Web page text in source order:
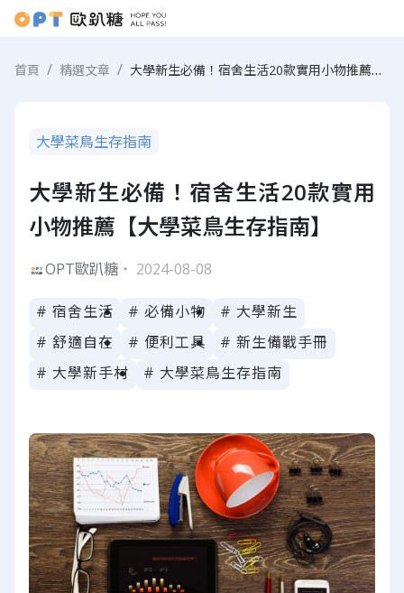
首頁 精選文章 大學新生必備！宿舍生活20款實用小物推薦【大學菜鳥生存指南】
大學菜鳥生存指南
大學新生必備！宿舍生活20款實用
小物推薦【大學菜鳥生存指南】
OPT歐趴糖 ・ 2024-08-08
# 宿舍生活 # 必備小物
# 大學新生
# 舒適自在
# 便利工具
# 新生備戰手冊
# 大學新手村
# 大學菜鳥生存指南